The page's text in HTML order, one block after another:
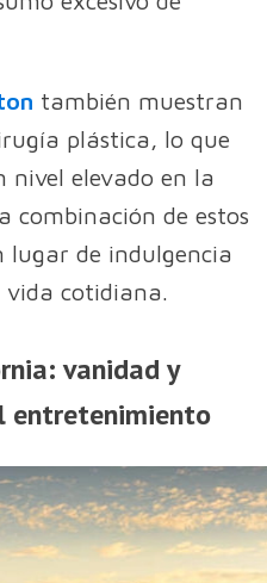
también muestran
plástica, lo que
nivel elevado en la
combinación de estos
lugar de indulgencia
vida cotidiana.
vanidad y
entretenimiento